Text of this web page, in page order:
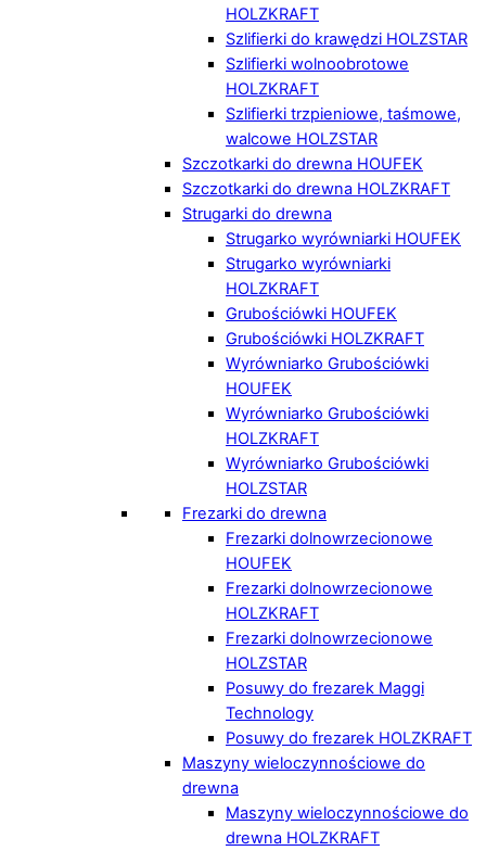
HOLZKRAFT
Szlifierki do krawędzi HOLZSTAR
Szlifierki wolnoobrotowe
HOLZKRAFT
Szlifierki trzpieniowe, taśmowe,
walcowe HOLZSTAR
Szczotkarki do drewna HOUFEK
Szczotkarki do drewna HOLZKRAFT
Strugarki do drewna
Strugarko wyrówniarki HOUFEK
Strugarko wyrówniarki
HOLZKRAFT
Grubościówki HOUFEK
Grubościówki HOLZKRAFT
Wyrówniarko Grubościówki
HOUFEK
Wyrówniarko Grubościówki
HOLZKRAFT
Wyrówniarko Grubościówki
HOLZSTAR
Frezarki do drewna
Frezarki dolnowrzecionowe
HOUFEK
Frezarki dolnowrzecionowe
HOLZKRAFT
Frezarki dolnowrzecionowe
HOLZSTAR
Posuwy do frezarek Maggi
Technology
Posuwy do frezarek HOLZKRAFT
Maszyny wieloczynnościowe do
drewna
Maszyny wieloczynnościowe do
drewna HOLZKRAFT